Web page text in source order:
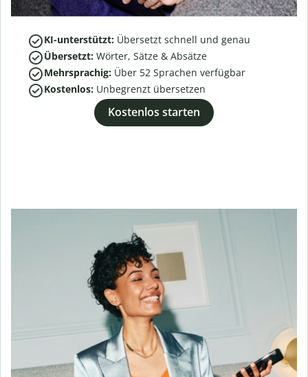
KI-unterstützt: Übersetzt schnell und genau
Übersetzt: Wörter, Sätze & Absätze
Mehrsprachig: Über 52 Sprachen verfügbar
Kostenlos: Unbegrenzt übersetzen
Kostenlos starten